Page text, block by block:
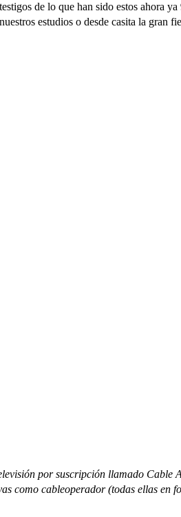
de lo que han sido estos ahora ya
estudios o desde casita la gran
por suscripción llamado Cable
como cableoperador (todas ellas en